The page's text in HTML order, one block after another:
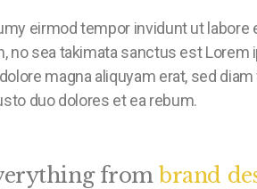
eirmod tempor invidunt ut labore
sea takimata sanctus est
magna aliquyam erat, sed
duo dolores et ea rebum.
from brand